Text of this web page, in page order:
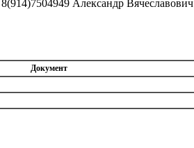
Александр Вячеславович
Документ